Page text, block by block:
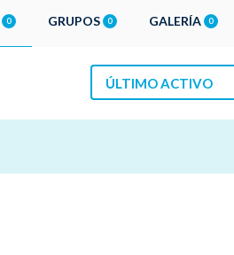
0 GRUPOS 0 GALERÍA 0
ÚLTIMO ACTIVO